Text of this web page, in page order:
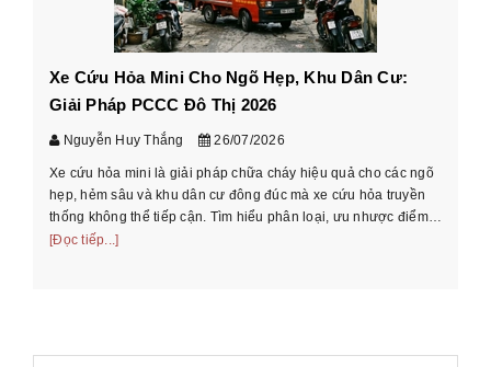
Xe Cứu Hỏa Mini Cho Ngõ Hẹp, Khu Dân Cư:
Giải Pháp PCCC Đô Thị 2026
Nguyễn Huy Thắng 26/07/2026
Xe cứu hỏa mini là giải pháp chữa cháy hiệu quả cho các ngõ
hẹp, hẻm sâu và khu dân cư đông đúc mà xe cứu hỏa truyền
thống không thể tiếp cận. Tìm hiểu phân loại, ưu nhược điểm
và cách chọn xe phù ...
[Đọc tiếp...]